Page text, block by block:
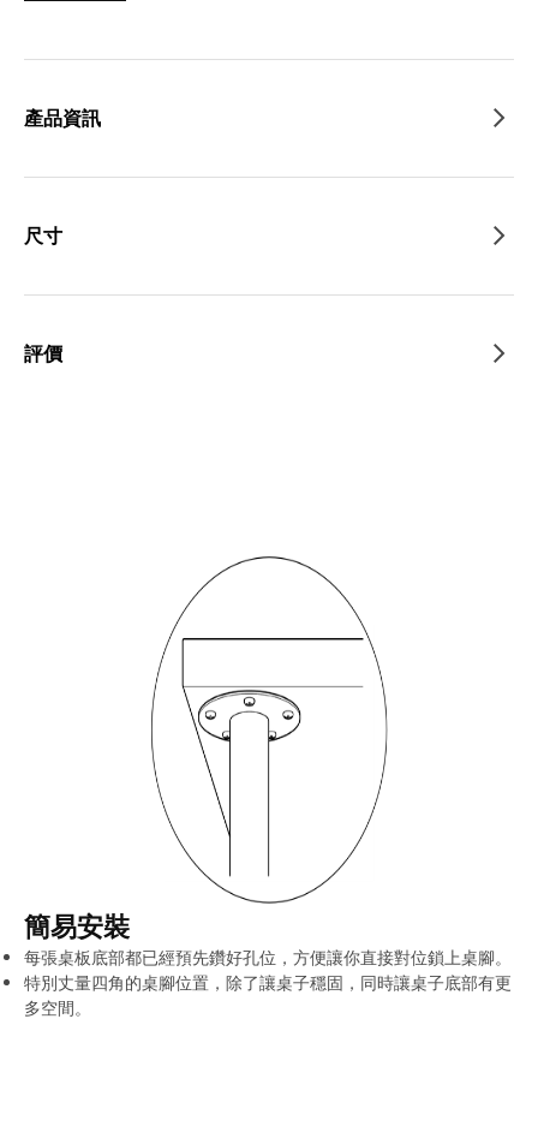
產品資訊
尺寸
評價
簡易安裝
每張桌板底部都已經預先鑽好孔位，方便讓你直接對位鎖上桌腳。
特別丈量四角的桌腳位置，除了讓桌子穩固，同時讓桌子底部有更
多空間。